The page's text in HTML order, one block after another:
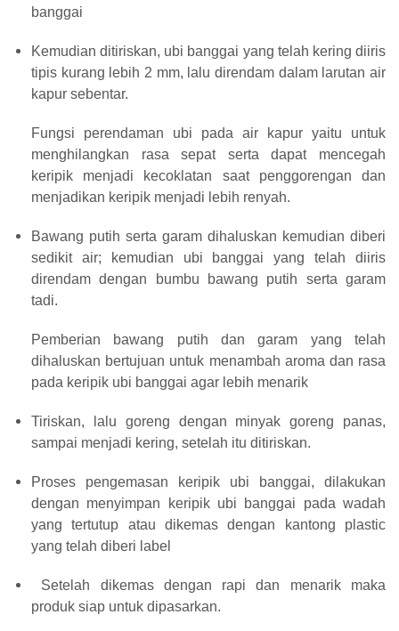
banggai
Kemudian ditiriskan, ubi banggai yang telah kering diiris
tipis kurang lebih 2 mm, lalu direndam dalam larutan air
kapur sebentar.
Fungsi perendaman ubi pada air kapur yaitu untuk
menghilangkan rasa sepat serta dapat mencegah
keripik menjadi kecoklatan saat penggorengan dan
menjadikan keripik menjadi lebih renyah.
Bawang putih serta garam dihaluskan kemudian diberi
sedikit air; kemudian ubi banggai yang telah diiris
direndam dengan bumbu bawang putih serta garam
tadi.
Pemberian bawang putih dan garam yang telah
dihaluskan bertujuan untuk menambah aroma dan rasa
pada keripik ubi banggai agar lebih menarik
Tiriskan, lalu goreng dengan minyak goreng panas,
sampai menjadi kering, setelah itu ditiriskan.
Proses pengemasan keripik ubi banggai, dilakukan
dengan menyimpan keripik ubi banggai pada wadah
yang tertutup atau dikemas dengan kantong plastic
yang telah diberi label
Setelah dikemas dengan rapi dan menarik maka
produk siap untuk dipasarkan.